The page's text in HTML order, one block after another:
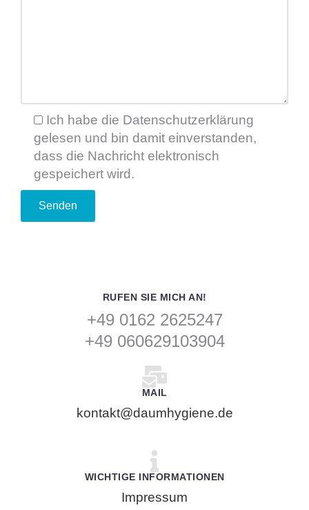
Ich habe die Datenschutzerklärung
gelesen und bin damit einverstanden,
dass die Nachricht elektronisch
gespeichert wird.
RUFEN SIE MICH AN!
+49 0162 2625247
+49 060629103904
MAIL
kontakt@daumhygiene.de
WICHTIGE INFORMATIONEN
Impressum